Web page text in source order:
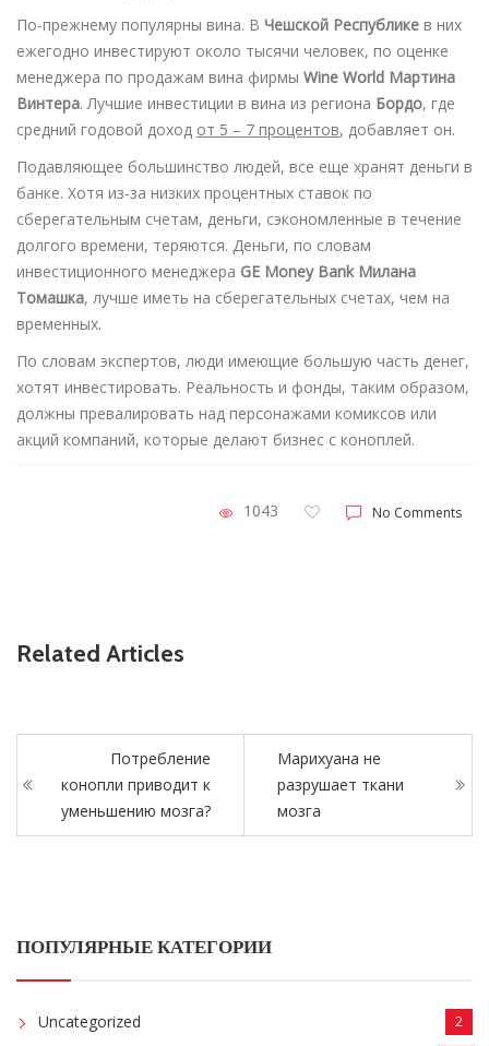
По-прежнему популярны вина. В Чешской Республике в них
ежегодно инвестируют около тысячи человек, по оценке
менеджера по продажам вина фирмы Wine World Мартина
Винтера. Лучшие инвестиции в вина из региона Бордо, где
средний годовой доход от 5 – 7 процентов, добавляет он.
Подавляющее большинство людей, все еще хранят деньги в
банке. Хотя из-за низких процентных ставок по
сберегательным счетам, деньги, сэкономленные в течение
долгого времени, теряются. Деньги, по словам
инвестиционного менеджера GE Money Bank Милана
Томашка, лучше иметь на сберегательных счетах, чем на
временных.
По словам экспертов, люди имеющие большую часть денег,
хотят инвестировать. Реальность и фонды, таким образом,
должны превалировать над персонажами комиксов или
акций компаний, которые делают бизнес с коноплей.
1043 No Comments
Related Articles
Потребление
конопли приводит к
уменьшению мозга?
Марихуана не
разрушает ткани
мозга
ПОПУЛЯРНЫЕ КАТЕГОРИИ
Uncategorized 2